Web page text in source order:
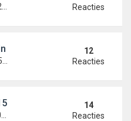
Reacties
GT serie 7 juni
12
Reacties
14
Reacties